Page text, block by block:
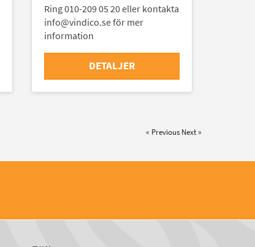
Ring 010-209 05 20 eller kontakta
info@vindico.se för mer
information
DETALJER
« Previous Next »